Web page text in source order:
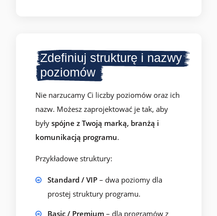
Zdefiniuj strukturę i nazwy
poziomów
Nie narzucamy Ci liczby poziomów oraz ich
nazw. Możesz zaprojektować je tak, aby
były spójne z Twoją marką, branżą i
komunikacją programu.
Przykładowe struktury:
Standard / VIP– dwa poziomy dla
prostej struktury programu.
Basic / Premium– dla programów z